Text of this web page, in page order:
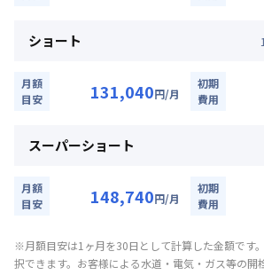
管理費：24,000円/月 (800円/日)
契約事務手数料
（税抜）
月額賃料目安詳細料金（30日利用）
光熱費：
26,400円/月 (880円/日) (税抜)
清掃料：
20,000円/回 (税抜)
管理費：24,000円/月 (800円/日)
契約事務手数料
（税抜）
ショート 1
月額
目安
131,040円/月
初期
費用
月額賃料目安詳細料金（30日利用）
光熱費：
26,400円/月 (880円/日) (税抜)
清掃料：
15,000円/回 (税抜)
管理費：24,000円/月 (800円/日)
初期費用詳細料金
スーパーショート
月額
目安
148,740円/月
初期
費用
月額賃料目安詳細料金（30日利用）
賃料：87,000円/月 (2,900円/日) (税抜)
※月額目安は1ヶ月を30日として計算した金額です
択できます。お客様による水道・電気・ガス等の開